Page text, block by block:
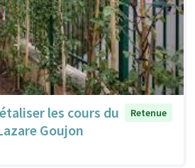
les cours du
Goujon
Retenue